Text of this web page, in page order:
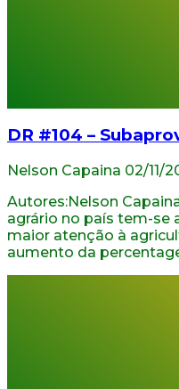
DR #104 –
Nelson Capaina 02/11/
Autores:Nelson
agrário no país tem-se
maior atenção à
aumento da